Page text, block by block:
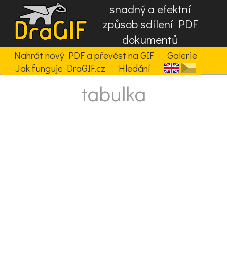
snadný a efektní
způsob sdílení PDF
dokumentů
Nahrát nový PDF a převést na GIF
Galerie
Jak funguje DraGIF.cz
Hledání
tabulka